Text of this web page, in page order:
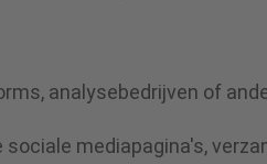
analysebedrijven of
mediapagina's,